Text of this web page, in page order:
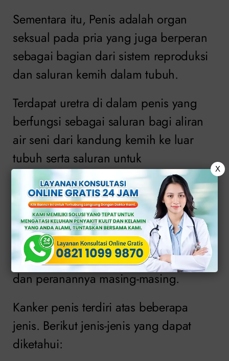
Sementara itu, Penis adalah organ
seksual pada pria yang juga berperan
sebagai bagian dari sistem reproduksi
dan saluran kemih dalam tubuh.
Terdapat uretra di dalam penis yang
berfungsi sebagai saluran bagi aliran
air seni dari kandung kemih ke luar
tubuh serta saluran untuk
mengeluarkan air mani dari buah
zakar.
Setiap jaringan yang membentuk penis
terdiri atas berbagai jenis sel yang
berperan dalam menjalankan fungsi
dan peranannya masing-masing.
Kanker penis terdiri atas beberapa
jenis. Berikut jenis-jenis yang dapat
diketahui:
X